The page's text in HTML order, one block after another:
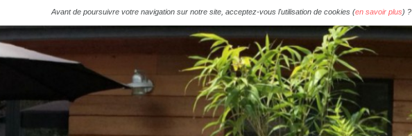
Avant de poursuivre votre navigation sur notre site, acceptez-vous l'utilisation de cookies (en savoir plus) ?